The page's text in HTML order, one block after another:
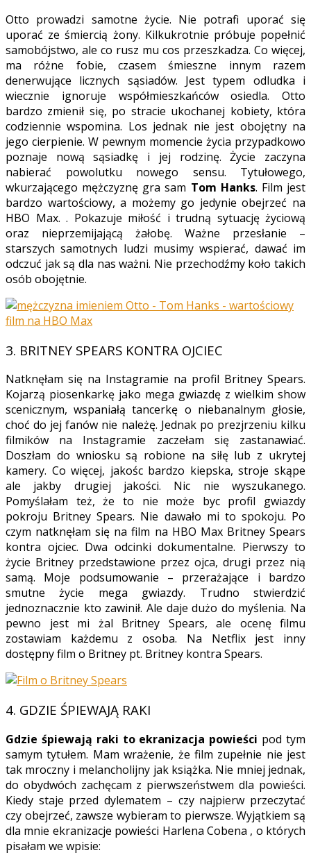
Otto prowadzi samotne życie. Nie potrafi uporać się
uporać ze śmiercią żony. Kilkukrotnie próbuje popełnić
samobójstwo, ale co rusz mu cos przeszkadza. Co więcej,
ma różne fobie, czasem śmieszne innym razem
denerwujące licznych sąsiadów. Jest typem odludka i
wiecznie ignoruje współmieszkańców osiedla. Otto
bardzo zmienił się, po stracie ukochanej kobiety, która
codziennie wspomina. Los jednak nie jest obojętny na
jego cierpienie. W pewnym momencie życia przypadkowo
poznaje nową sąsiadkę i jej rodzinę. Życie zaczyna
nabierać powolutku nowego sensu. Tytułowego,
wkurzającego mężczyznę gra sam Tom Hanks. Film jest
bardzo wartościowy, a możemy go jedynie obejrzeć na
HBO Max. . Pokazuje miłość i trudną sytuację życiową
oraz nieprzemijającą żałobę. Ważne przesłanie –
starszych samotnych ludzi musimy wspierać, dawać im
odczuć jak są dla nas ważni. Nie przechodźmy koło takich
osób obojętnie.
3. BRITNEY SPEARS KONTRA OJCIEC
Natknęłam się na Instagramie na profil Britney Spears.
Kojarzą piosenkarkę jako mega gwiazdę z wielkim show
scenicznym, wspaniałą tancerkę o niebanalnym głosie,
choć do jej fanów nie należę. Jednak po prezjrzeniu kilku
filmików na Instagramie zaczełam się zastanawiać.
Doszłam do wniosku są robione na siłę lub z ukrytej
kamery. Co więcej, jakośc bardzo kiepska, stroje skąpe
ale jakby drugiej jakości. Nic nie wyszukanego.
Pomyślałam też, że to nie może byc profil gwiazdy
pokroju Britney Spears. Nie dawało mi to spokoju. Po
czym natknęłam się na film na HBO Max Britney Spears
kontra ojciec. Dwa odcinki dokumentalne. Pierwszy to
życie Britney przedstawione przez ojca, drugi przez nią
samą. Moje podsumowanie – przerażające i bardzo
smutne życie mega gwiazdy. Trudno stwierdzić
jednoznacznie kto zawinił. Ale daje dużo do myślenia. Na
pewno jest mi żal Britney Spears, ale ocenę filmu
zostawiam każdemu z osoba. Na Netflix jest inny
dostępny film o Britney pt. Britney kontra Spears.
4. GDZIE ŚPIEWAJĄ RAKI
Gdzie śpiewają raki to ekranizacja powieści pod tym
samym tytułem. Mam wrażenie, że film zupełnie nie jest
tak mroczny i melancholijny jak książka. Nie mniej jednak,
do obydwóch zachęcam z pierwszeństwem dla powieści.
Kiedy staje przed dylematem – czy najpierw przeczytać
czy obejrzeć, zawsze wybieram to pierwsze. Wyjątkiem są
dla mnie ekranizacje powieści Harlena Cobena , o których
pisałam we wpisie: